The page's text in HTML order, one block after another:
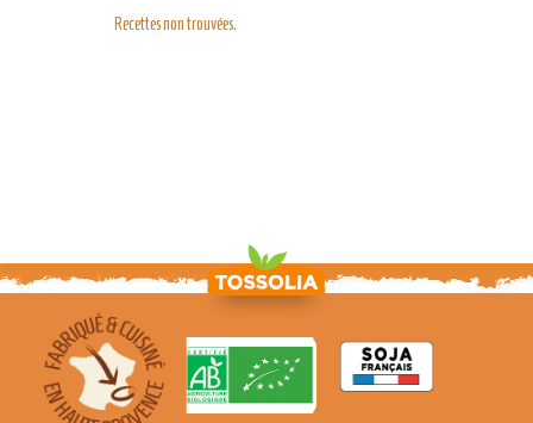
Recettes non trouvées.